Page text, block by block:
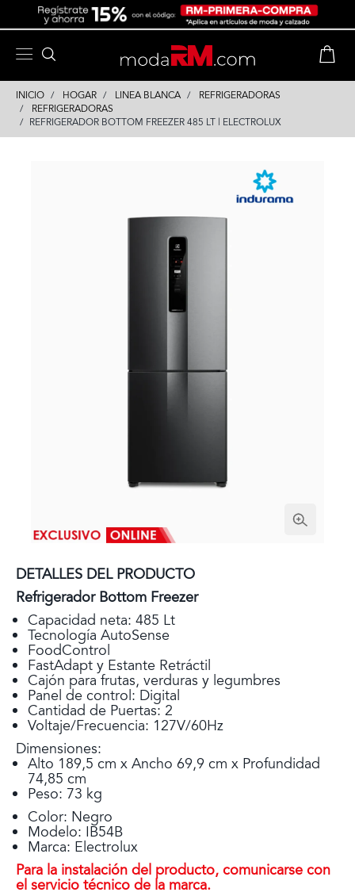
INICIO HOGAR LINEA BLANCA
REFRIGERADORAS
REFRIGERADORAS
REFRIGERADOR BOTTOM FREEZER 485 LT | ELECTROLUX
DETALLES DEL PRODUCTO
Refrigerador Bottom Freezer
Capacidad neta: 485 Lt
Tecnología AutoSense
FoodControl
FastAdapt y Estante Retráctil
Cajón para frutas, verduras y legumbres
Panel de control: Digital
Cantidad de Puertas: 2
Voltaje/Frecuencia: 127V/60Hz
Dimensiones:
Alto 189,5 cm x Ancho 69,9 cm x Profundidad
74,85 cm
Peso: 73 kg
Color: Negro
Modelo: IB54B
Marca: Electrolux
Para la instalación del producto, comunicarse con
el servicio técnico de la marca.